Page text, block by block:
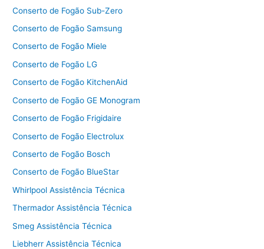
Conserto de Fogão Sub-Zero
Conserto de Fogão Samsung
Conserto de Fogão Miele
Conserto de Fogão LG
Conserto de Fogão KitchenAid
Conserto de Fogão GE Monogram
Conserto de Fogão Frigidaire
Conserto de Fogão Electrolux
Conserto de Fogão Bosch
Conserto de Fogão BlueStar
Whirlpool Assistência Técnica
Thermador Assistência Técnica
Smeg Assistência Técnica
Liebherr Assistência Técnica